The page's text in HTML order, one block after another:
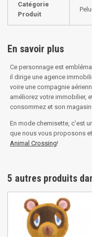
Catégorie
Produit
En savoir plus
Ce personnage est
il dirige une agence
voire une compagnie
améliorez votre immobilier,
consommez et son
En mode chemisette, c'est
que nous vous proposons
Animal Crossing!
5 autres produits